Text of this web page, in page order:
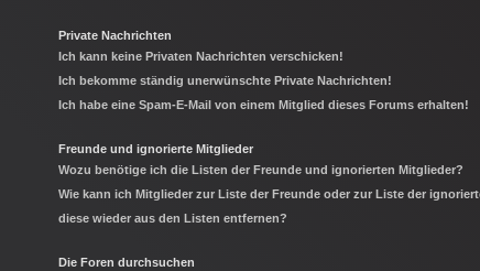
Private Nachrichten
Ich kann keine Privaten Nachrichten verschicken!
Ich bekomme ständig unerwünschte Private Nachrichten!
Ich habe eine Spam-E-Mail von einem Mitglied dieses Forums erhalten!
Freunde und ignorierte Mitglieder
Wozu benötige ich die Listen der Freunde und ignorierten Mitglieder?
Wie kann ich Mitglieder zur Liste der Freunde oder zur Liste der
diese wieder aus den Listen entfernen?
Die Foren durchsuchen